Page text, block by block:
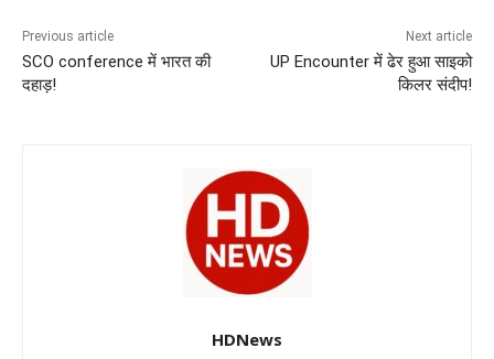
o
p
Previous article
SCO conference में भारत की
दहाड़!
Next article
UP Encounter में ढेर हुआ साइको
किलर संदीप!
HDNews